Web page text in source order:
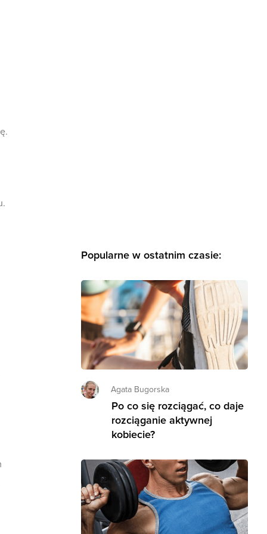
Popularne w ostatnim czasie:
Agata Bugorska
Po co się rozciągać, co daje
rozciąganie aktywnej
kobiecie?